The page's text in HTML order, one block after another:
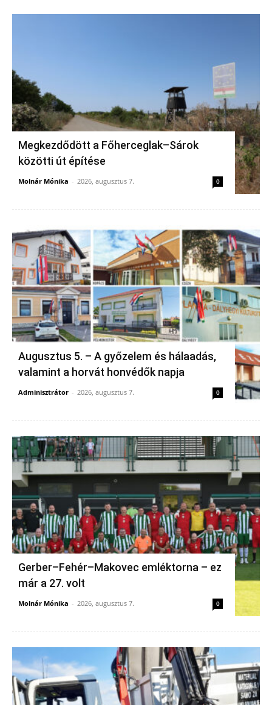
Megkezdődött a Főherceglak–Sárok
közötti út építése
Molnár Mónika - 2026, augusztus 7. 0
Augusztus 5. – A győzelem és hálaadás,
valamint a horvát honvédők napja
Adminisztrátor - 2026, augusztus 7. 0
Gerber–Fehér–Makovec emléktorna – ez
már a 27. volt
Molnár Mónika - 2026, augusztus 7. 0